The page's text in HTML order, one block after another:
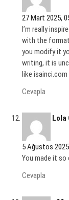
27 Mart 2025,
I’m really
with the
you modify it
writing, it is
like isainci.com
Cevapla
Lola
5 Ağustos
You made it so
Cevapla